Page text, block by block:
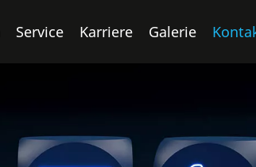
Service Karriere Galerie